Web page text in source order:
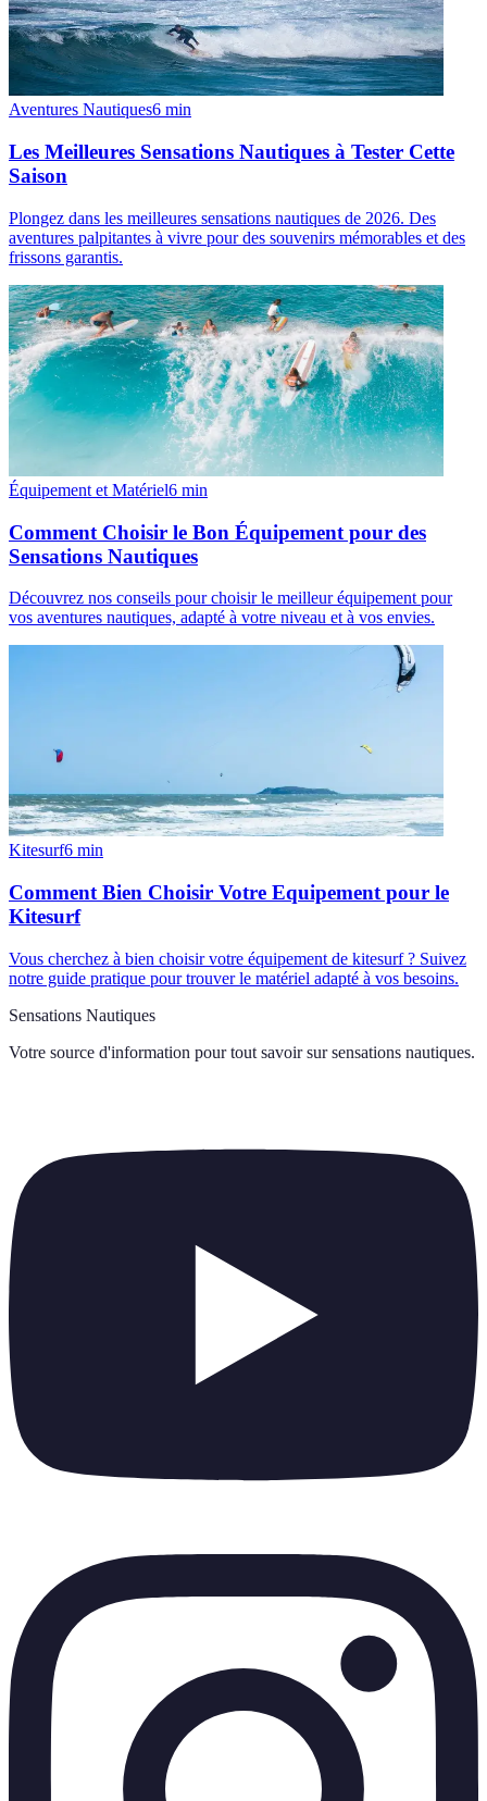
Aventures Nautiques6 min
Les Meilleures Sensations Nautiques à Tester Cette
Saison
Plongez dans les meilleures sensations nautiques de 2026. Des
aventures palpitantes à vivre pour des souvenirs mémorables et des
frissons garantis.
Équipement et Matériel6 min
Comment Choisir le Bon Équipement pour des
Sensations Nautiques
Découvrez nos conseils pour choisir le meilleur équipement pour
vos aventures nautiques, adapté à votre niveau et à vos envies.
Kitesurf6 min
Comment Bien Choisir Votre Equipement pour le
Kitesurf
Vous cherchez à bien choisir votre équipement de kitesurf ? Suivez
notre guide pratique pour trouver le matériel adapté à vos besoins.
Sensations Nautiques
Votre source d'information pour tout savoir sur sensations nautiques.